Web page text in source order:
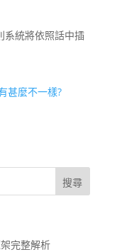
系統將依照話中插
甚麼不一樣?
完整解析